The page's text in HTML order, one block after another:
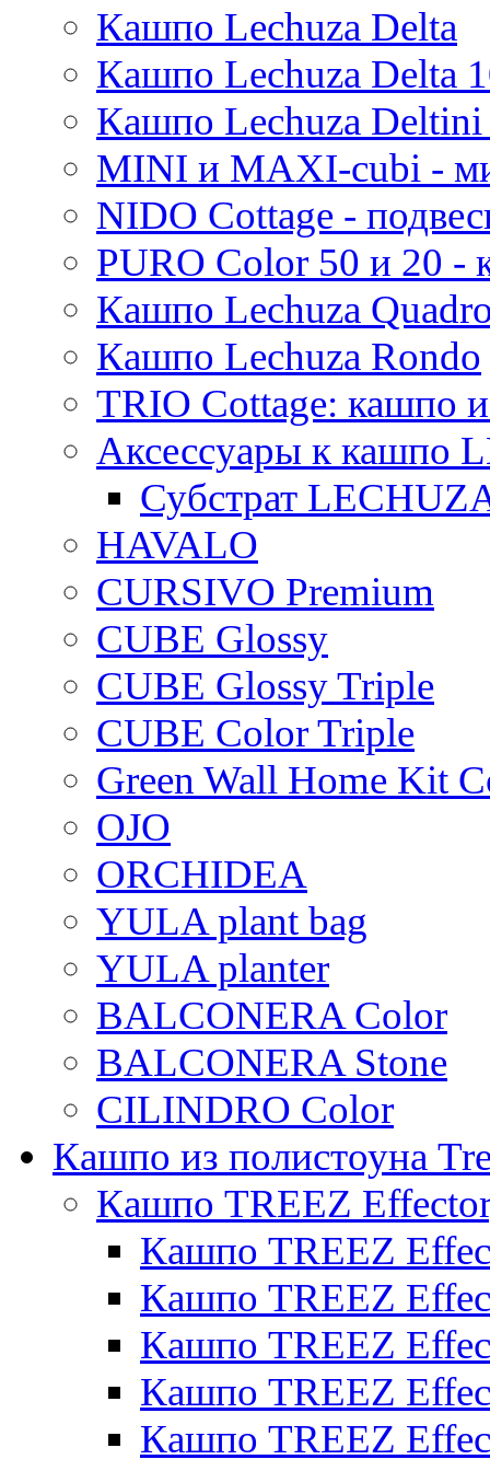
Pure
Кашпо Lechuza Delta
Кашпо Lechuza Delta
Кашпо Lechuza
MINI и MAXI-cubi -
NIDO Cottage -
PURO Color 50 и 20
Кашпо Lechuza
Кашпо Lechuza Rondo
TRIO Cottage: кашпо
Аксессуары к кашпо
Субстрат
HAVALO
CURSIVO Premium
CUBE Glossy
CUBE Glossy Triple
CUBE Color Triple
Green Wall Home Kit
OJO
ORCHIDEA
YULA plant bag
YULA planter
BALCONERA Color
BALCONERA Stone
CILINDRO Color
Кашпо из полистоуна
Кашпо TREEZ
Кашпо TREEZ
Кашпо TREEZ
Кашпо TREEZ
Кашпо TREEZ
Кашпо TREEZ